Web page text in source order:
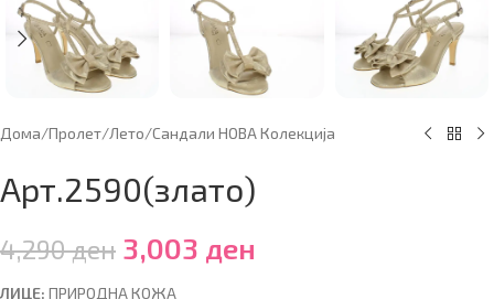
Дома/Пролет/Лето/Сандали НОВА Колекција
Арт.2590(злато)
4,290ден 3,003 ден
ЛИЦЕ: ПРИРОДНА КОЖА